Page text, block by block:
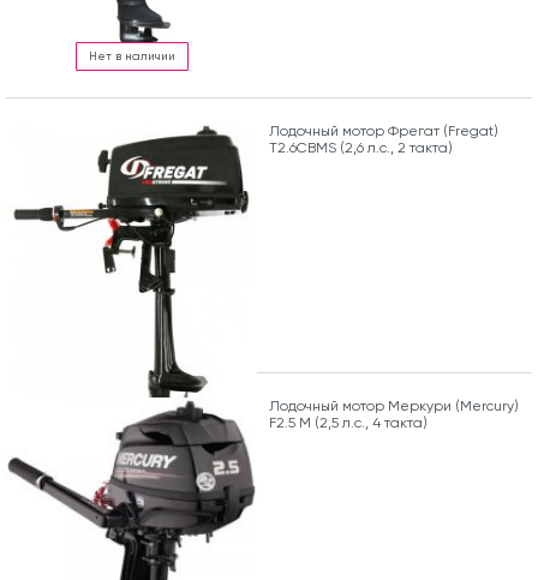
Нет в наличии
Лодочный мотор Фрегат (Fregat)
T2.6CBMS (2,6 л.с., 2 такта)
Лодочный мотор Меркури (Mercury)
F2.5 M (2,5 л.с., 4 такта)